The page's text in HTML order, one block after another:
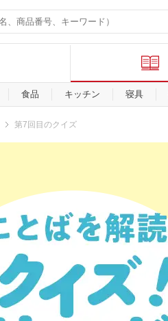
食品 キッチン 寝具
第7回目のクイズ